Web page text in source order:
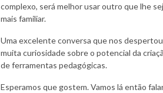
complexo, será melhor usar outro que lhe
mais familiar.
Uma excelente conversa que nos despertou
muita curiosidade sobre o potencial da
de ferramentas pedagógicas.
Esperamos que gostem. Vamos lá então